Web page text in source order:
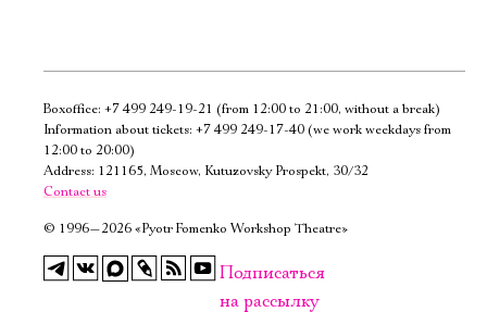
Boxoffice: +7 499 249-19-21 (from 12:00 to 21:00, without a break)
Information about tickets: +7 499 249-17-40 (we work weekdays from
12:00 to 20:00)
Address: 121165, Moscow, Kutuzovsky Prospekt, 30/32
Contact us
© 1996—2026 «Pyotr Fomenko Workshop Theatre»
Подписаться
на рассылку
Электропочта